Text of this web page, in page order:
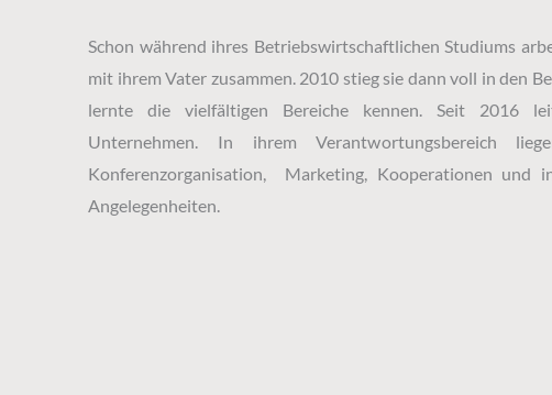
Schon während ihres Betriebswirtschaftlichen Studiums
mit ihrem Vater zusammen. 2010 stieg sie dann voll in den
lernte die vielfältigen Bereiche kennen. Seit 2016
Unternehmen. In ihrem Verantwortungsbereich
Konferenzorganisation, Marketing, Kooperationen und
Angelegenheiten.